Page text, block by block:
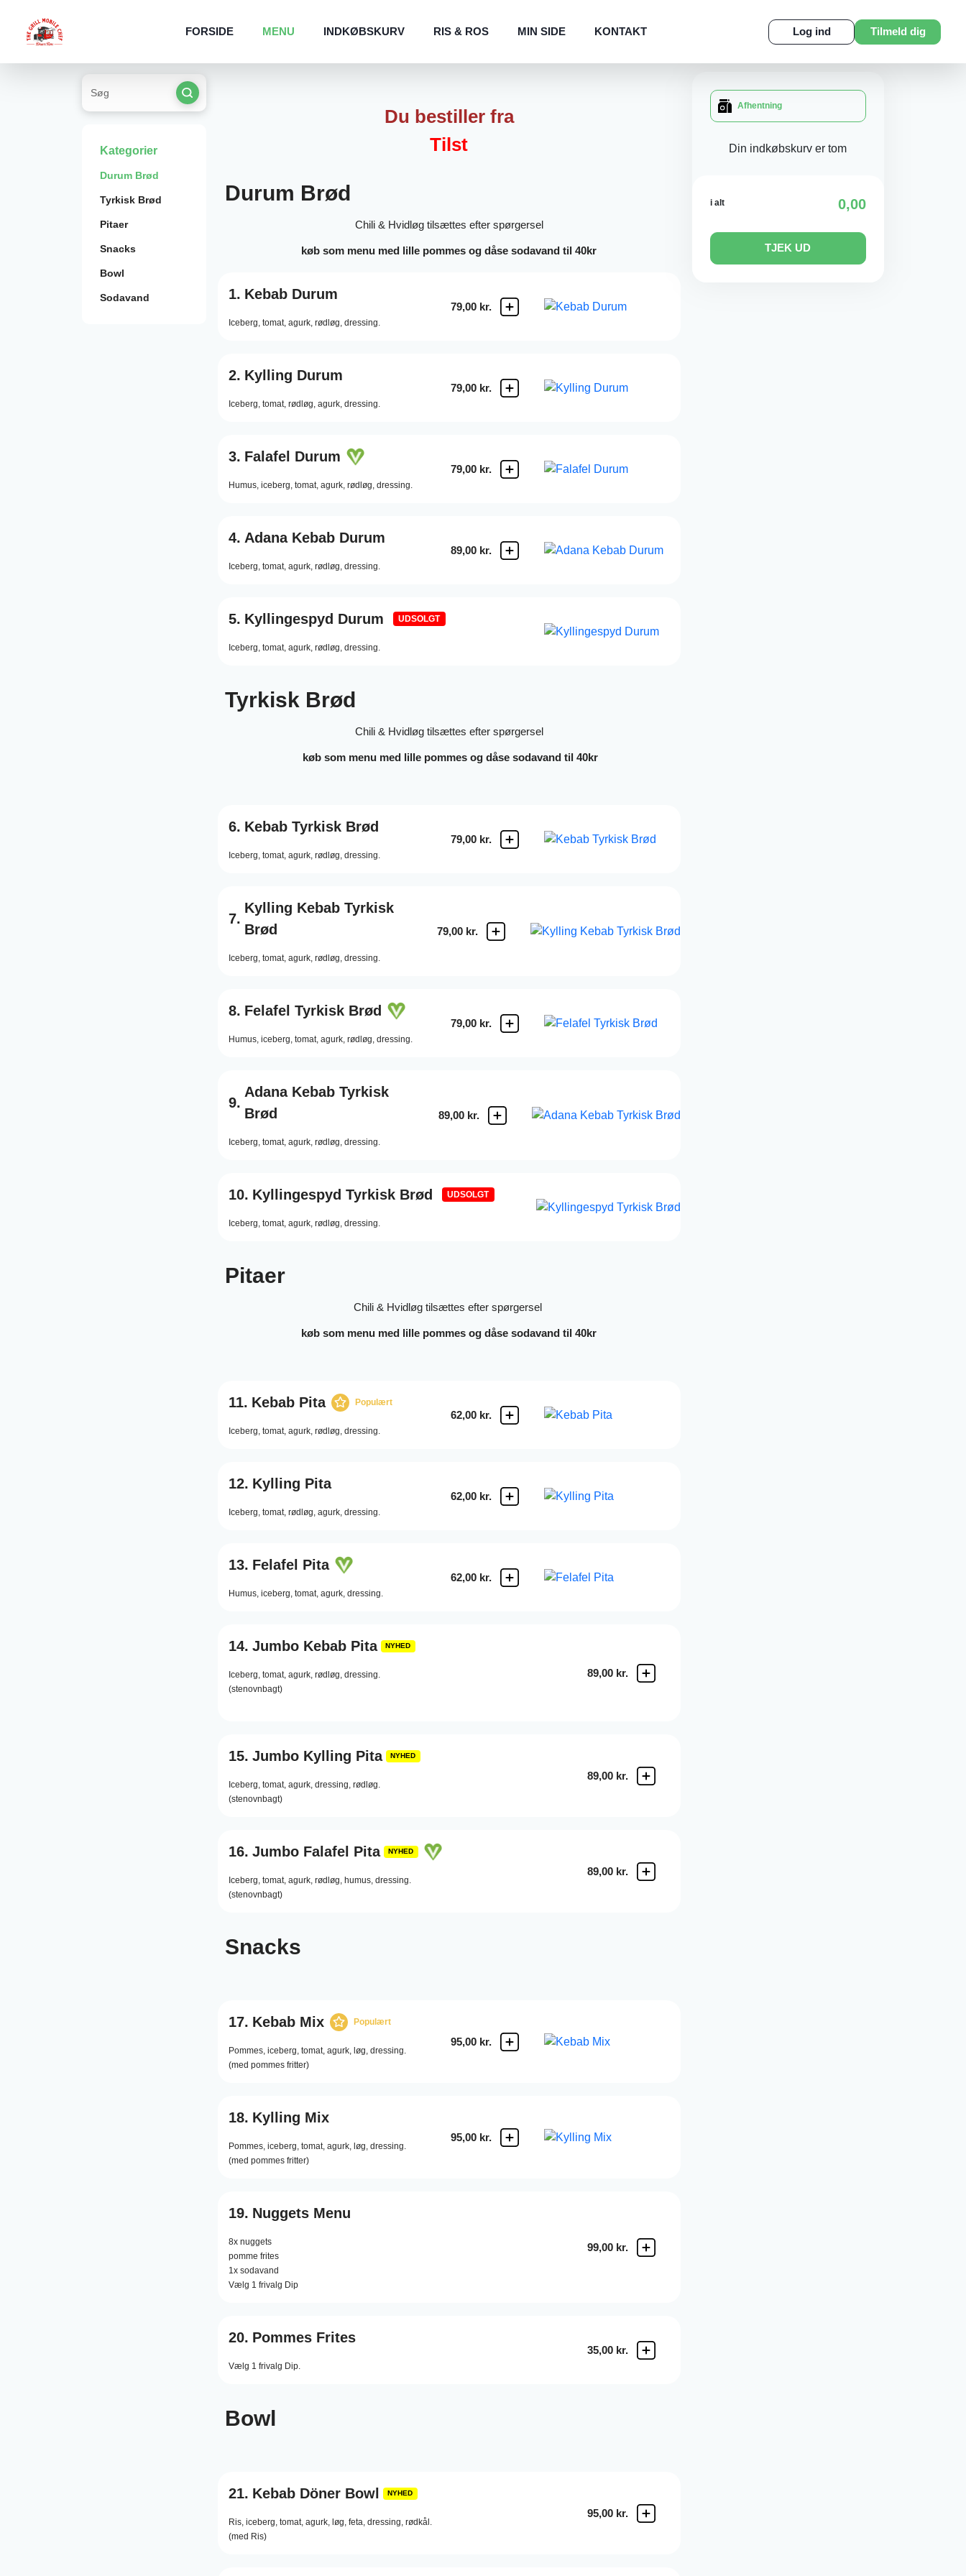
FORSIDE MENU INDKØBSKURV RIS & ROS MIN SIDE KONTAKT Log ind Tilmeld dig
Kategorier
Durum Brød
Tyrkisk Brød
Pitaer
Snacks
Bowl
Sodavand
Du bestiller fra
Tilst
Durum Brød
Chili & Hvidløg tilsættes efter spørgersel
køb som menu med lille pommes og dåse sodavand til 40kr
1. Kebab Durum
Iceberg, tomat, agurk, rødløg, dressing.
79,00 kr.
2. Kylling Durum
Iceberg, tomat, rødløg, agurk, dressing.
79,00 kr.
3. Falafel Durum
Humus, iceberg, tomat, agurk, rødløg, dressing.
79,00 kr.
4. Adana Kebab Durum
Iceberg, tomat, agurk, rødløg, dressing.
89,00 kr.
5. Kyllingespyd Durum UDSOLGT
Iceberg, tomat, agurk, rødløg, dressing.
Tyrkisk Brød
Chili & Hvidløg tilsættes efter spørgersel
køb som menu med lille pommes og dåse sodavand til 40kr
6. Kebab Tyrkisk Brød
Iceberg, tomat, agurk, rødløg, dressing.
79,00 kr.
7.
Kylling Kebab Tyrkisk
Brød
Iceberg, tomat, agurk, rødløg, dressing.
79,00 kr.
8. Felafel Tyrkisk Brød
Humus, iceberg, tomat, agurk, rødløg, dressing.
79,00 kr.
9.
Adana Kebab Tyrkisk
Brød
Iceberg, tomat, agurk, rødløg, dressing.
89,00 kr.
10. Kyllingespyd Tyrkisk Brød UDSOLGT
Iceberg, tomat, agurk, rødløg, dressing.
Pitaer
Chili & Hvidløg tilsættes efter spørgersel
køb som menu med lille pommes og dåse sodavand til 40kr
11. Kebab Pita Populært
Iceberg, tomat, agurk, rødløg, dressing.
62,00 kr.
12. Kylling Pita
Iceberg, tomat, rødløg, agurk, dressing.
62,00 kr.
13. Felafel Pita
Humus, iceberg, tomat, agurk, dressing.
62,00 kr.
14. Jumbo Kebab Pita NYHED
Iceberg, tomat, agurk, rødløg, dressing.
(stenovnbagt)
89,00 kr.
15. Jumbo Kylling Pita NYHED
Iceberg, tomat, agurk, dressing, rødløg.
(stenovnbagt)
89,00 kr.
16. Jumbo Falafel Pita NYHED
Iceberg, tomat, agurk, rødløg, humus, dressing.
(stenovnbagt)
89,00 kr.
Snacks
17. Kebab Mix Populært
Pommes, iceberg, tomat, agurk, løg, dressing.
(med pommes fritter)
95,00 kr.
18. Kylling Mix
Pommes, iceberg, tomat, agurk, løg, dressing.
(med pommes fritter)
95,00 kr.
19. Nuggets Menu
8x nuggets
pomme frites
1x sodavand
Vælg 1 frivalg Dip
99,00 kr.
20. Pommes Frites
Vælg 1 frivalg Dip.
35,00 kr.
Bowl
21. Kebab Döner Bowl NYHED
Ris, iceberg, tomat, agurk, løg, feta, dressing, rødkål.
(med Ris)
95,00 kr.
Afhentning
Din indkøbskurv er tom
i alt 0,00
TJEK UD